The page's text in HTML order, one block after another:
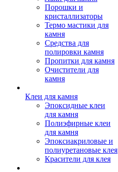
Порошки и
кристаллизаторы
Термо мастики для
камня
Средства для
полировки камня
Пропитки для камня
Очистители для
камня
Клеи для камня
Эпоксидные клеи
для камня
Полиэфирные клеи
для камня
Эпоксиакриловые и
полиуретановые клея
Красители для клея